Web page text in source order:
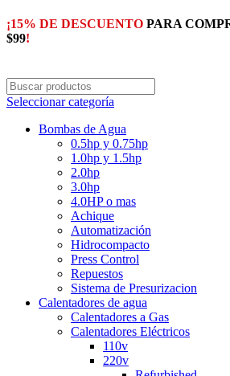
¡15% DE DESCUENTO PARA
$99!
Seleccionar categoría
Bombas de Agua
0.5hp y 0.75hp
1.0hp y 1.5hp
2.0hp
3.0hp
4.0HP o mas
Achique
Automatización
Hidrocompacto
Press Control
Repuestos
Sistema de Presurizacion
Calentadores de agua
Calentadores a Gas
Calentadores Eléctricos
110v
220v